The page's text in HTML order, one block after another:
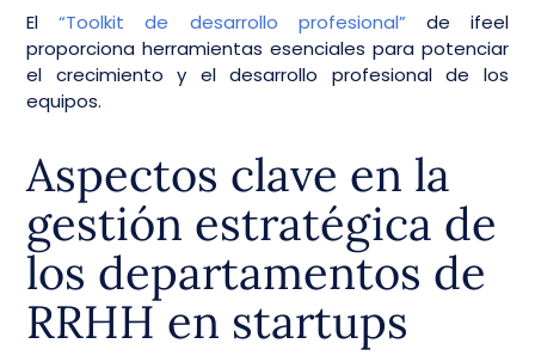
El“Toolkit de desarrollo profesional” de ifeel
proporciona herramientas esenciales para potenciar
el crecimiento y el desarrollo profesional de los
equipos.
Aspectos clave en la
gestión estratégica de
los departamentos de
RRHH en startups